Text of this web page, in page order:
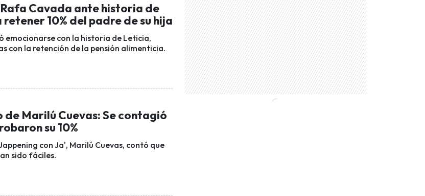
Cavada ante historia de
10% del padre de su hija
emocionarse con la historia de Leticia,
con la retención de la pensión alimenticia.
Marilú Cuevas: Se contagió
su 10%
con Ja', Marilú Cuevas, contó que
sido fáciles.